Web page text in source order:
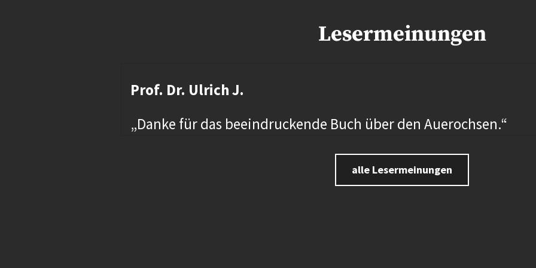
Lesermeinungen
Prof. Dr. Ulrich J.
„Danke für das beeindruckende Buch über den Auerochsen.“
alle Lesermeinungen